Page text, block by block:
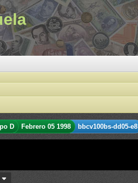
D Febrero 05 1998 bbcv100bs-dd05-e8